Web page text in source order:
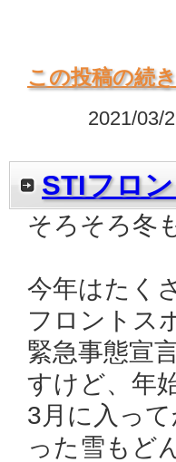
この投稿の続
2021/03/
STIフロ
そろそろ冬
今年はたく
フロントス
緊急事態宣
すけど、年
3月に入っ
った雪もど